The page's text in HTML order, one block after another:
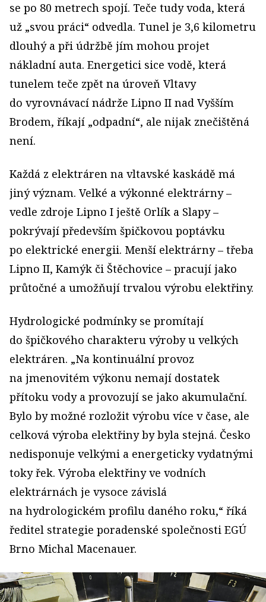
se po 80 metrech spojí. Teče tudy voda, která
už „svou práci“ odvedla. Tunel je 3,6 kilometru
dlouhý a při údržbě jím mohou projet
nákladní auta. Energetici sice vodě, která
tunelem teče zpět na úroveň Vltavy
do vyrovnávací nádrže Lipno II nad Vyšším
Brodem, říkají „odpadní“, ale nijak znečištěná
není.
Každá z elektráren na vltavské kaskádě má
jiný význam. Velké a výkonné elektrárny –
vedle zdroje Lipno I ještě Orlík a Slapy –
pokrývají především špičkovou poptávku
po elektrické energii. Menší elektrárny – třeba
Lipno II, Kamýk či Štěchovice – pracují jako
průtočné a umožňují trvalou výrobu elektřiny.
Hydrologické podmínky se promítají
do špičkového charakteru výroby u velkých
elektráren. „Na kontinuální provoz
na jmenovitém výkonu nemají dostatek
přítoku vody a provozují se jako akumulační.
Bylo by možné rozložit výrobu více v čase, ale
celková výroba elektřiny by byla stejná. Česko
nedisponuje velkými a energeticky vydatnými
toky řek. Výroba elektřiny ve vodních
elektrárnách je vysoce závislá
na hydrologickém profilu daného roku,“ říká
ředitel strategie poradenské společnosti EGÚ
Brno Michal Macenauer.